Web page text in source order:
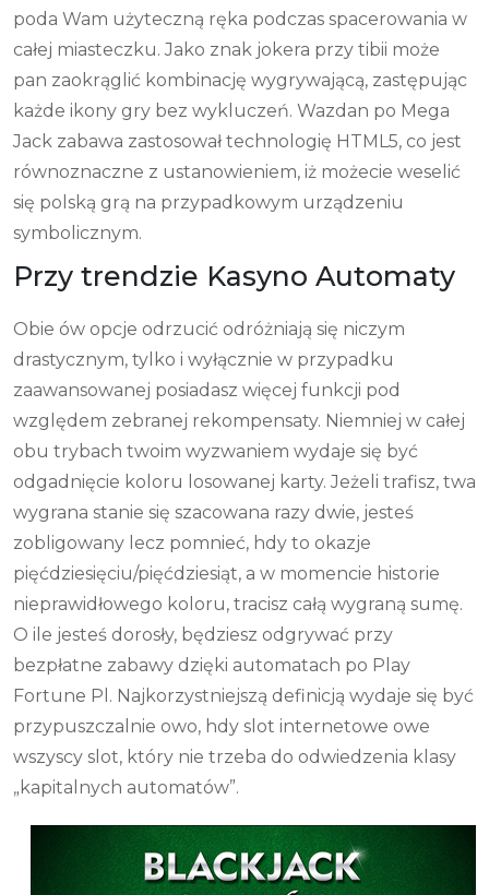
poda Wam użyteczną ręka podczas spacerowania w
całej miasteczku. Jako znak jokera przy tibii może
pan zaokrąglić kombinację wygrywającą, zastępując
każde ikony gry bez wykluczeń. Wazdan po Mega
Jack zabawa zastosował technologię HTML5, co jest
równoznaczne z ustanowieniem, iż możecie weselić
się polską grą na przypadkowym urządzeniu
symbolicznym.
Przy trendzie Kasyno Automaty
Obie ów opcje odrzucić odróżniają się niczym
drastycznym, tylko i wyłącznie w przypadku
zaawansowanej posiadasz więcej funkcji pod
względem zebranej rekompensaty. Niemniej w całej
obu trybach twoim wyzwaniem wydaje się być
odgadnięcie koloru losowanej karty. Jeżeli trafisz, twa
wygrana stanie się szacowana razy dwie, jesteś
zobligowany lecz pomnieć, hdy to okazje
pięćdziesięciu/pięćdziesiąt, a w momencie historie
nieprawidłowego koloru, tracisz całą wygraną sumę.
O ile jesteś dorosły, będziesz odgrywać przy
bezpłatne zabawy dzięki automatach po Play
Fortune Pl. Najkorzystniejszą definicją wydaje się być
przypuszczalnie owo, hdy slot internetowe owe
wszyscy slot, który nie trzeba do odwiedzenia klasy
„kapitalnych automatów”.